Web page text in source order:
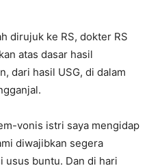
dirujuk ke RS, dokter RS
atas dasar hasil
dari hasil USG, di dalam
vonis istri saya mengidap
diwajibkan segera
buntu. Dan di hari